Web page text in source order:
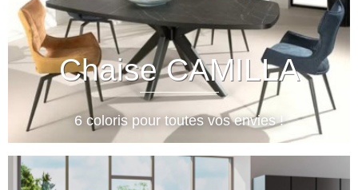
Chaise CAMILLA
6 coloris pour toutes vos envies !